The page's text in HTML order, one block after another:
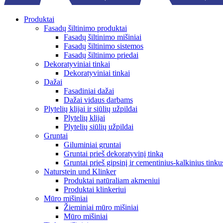
Produktai
Fasadų šiltinimo produktai
Fasadų šiltinimo mišiniai
Fasadų šiltinimo sistemos
Fasadų šiltinimo priedai
Dekoratyviniai tinkai
Dekoratyviniai tinkai
Dažai
Fasadiniai dažai
Dažai vidaus darbams
Plytelių klijai ir siūlių užpildai
Plytelių klijai
Plytelių siūlių užpildai
Gruntai
Giluminiai gruntai
Gruntai prieš dekoratyvinį tinką
Gruntai prieš gipsinį ir cementinius-kalkinius
Naturstein und Klinker
Produktai natūraliam akmeniui
Produktai klinkeriui
Mūro mišiniai
Žieminiai mūro mišiniai
Mūro mišiniai